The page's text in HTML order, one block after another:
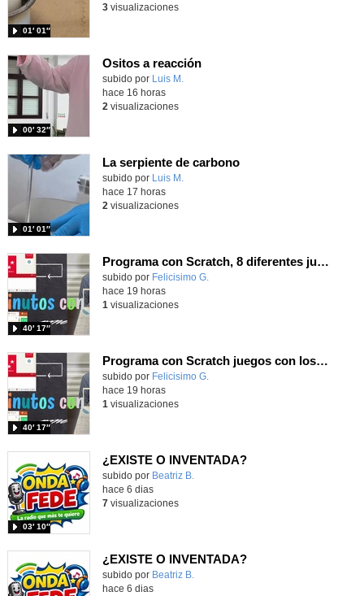
01′ 01″
3visualizaciones
Ositos a reacción
Contenido educativo.
subido por Luis M.
00′ 32″
hace 16 horas
2 visualizaciones
La serpiente de carbono
Contenido educativo.
subido por Luis M.
01′ 01″
hace 17 horas
2 visualizaciones
Programa con Scratch, 8 diferentes juegos para vivir la emoción de los partidos de España en el mundial 2026
Contenido educativo.
subido por Felicisimo G.
40′ 17″
hace 19 horas
1 visualizaciones
Programa con Scratch juegos con los partidos del mundial 2026 ganados por España
Contenido educativo.
subido por Felicisimo G.
40′ 17″
hace 19 horas
1 visualizaciones
¿EXISTE O INVENTADA?
Contenido educativo.
subido por Beatriz B.
03′ 10″
hace 6 dias
7visualizaciones
¿EXISTE O INVENTADA?
Contenido educativo.
subido por Beatriz B.
hace 6 dias